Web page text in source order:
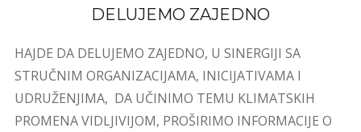
DELUJEMO ZAJEDNO
HAJDE DA DELUJEMO ZAJEDNO, U SINERGIJI SA
STRUČNIM ORGANIZACIJAMA, INICIJATIVAMA I
UDRUŽENJIMA, DA UČINIMO TEMU KLIMATSKIH
PROMENA VIDLJIVIJOM, PROŠIRIMO INFORMACIJE O